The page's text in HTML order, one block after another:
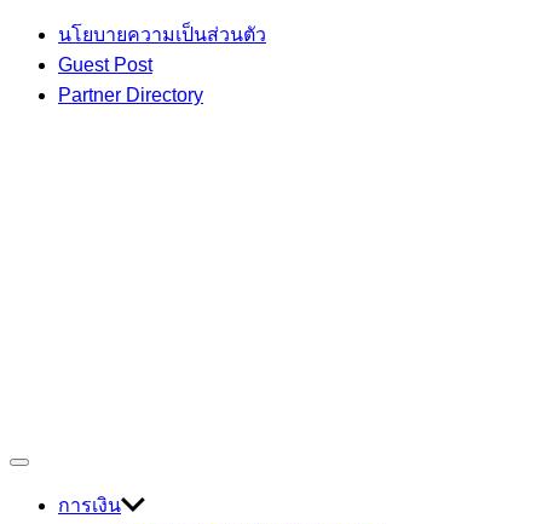
Skip
content
นโยบายความเป็นส่วนตัว
Guest Post
Partner Directory
Devmage
เกร็ดความรู้ เรื่องราวที่น่าสนใจ
Off
การเงิน